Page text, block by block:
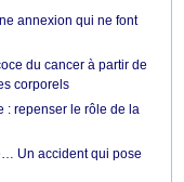
annexion qui ne font
du cancer à partir de
corporels
: repenser le rôle de la
Un accident qui pose